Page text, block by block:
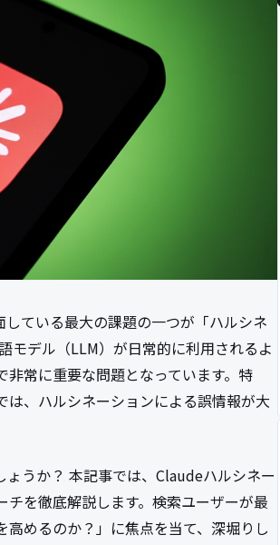
ている最大の課題の一つが「ハルシネ
モデル（LLM）が日常的に利用されるよ
常に重要な問題となっています。特
、ハルシネーションによる誤情報が大
うか？ 本記事では、Claudeハルシネー
を徹底解説します。検索ユーザーが最
めるのか？」に焦点を当て、深堀りし